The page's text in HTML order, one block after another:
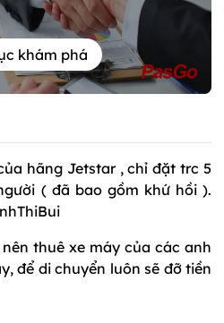
khám phá
hãng Jetstar , chỉ đặt trc 5
( đã bao gồm khứ hồi ).
thuê xe máy của các anh
để di chuyển luôn sẽ đỡ tiền